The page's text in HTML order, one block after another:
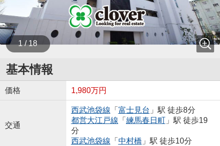
1 / 18
基本情報
価格 1,980万円
交通
西武池袋線 「 富士見台 」駅 徒歩8分
都営大江戸線 「 練馬春日町」駅 徒歩19
分
西武池袋線 「 中村橋 」駅 徒歩10分